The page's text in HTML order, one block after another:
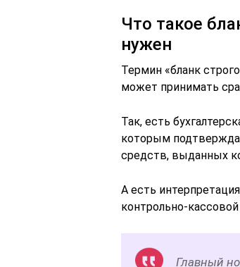
Что такое
нужен
Термин «бланк
может принимать
Так, есть
которым
средств, выданных
А есть
контрольно-
Главный